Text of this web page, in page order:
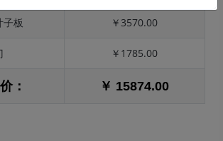
子板 ￥3570.00
￥1785.00
： ￥ 15874.00